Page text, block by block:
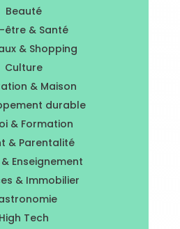
Beauté
être & Santé
& Shopping
Culture
& Maison
durable
& Formation
& Parentalité
Enseignement
& Immobilier
High Tech